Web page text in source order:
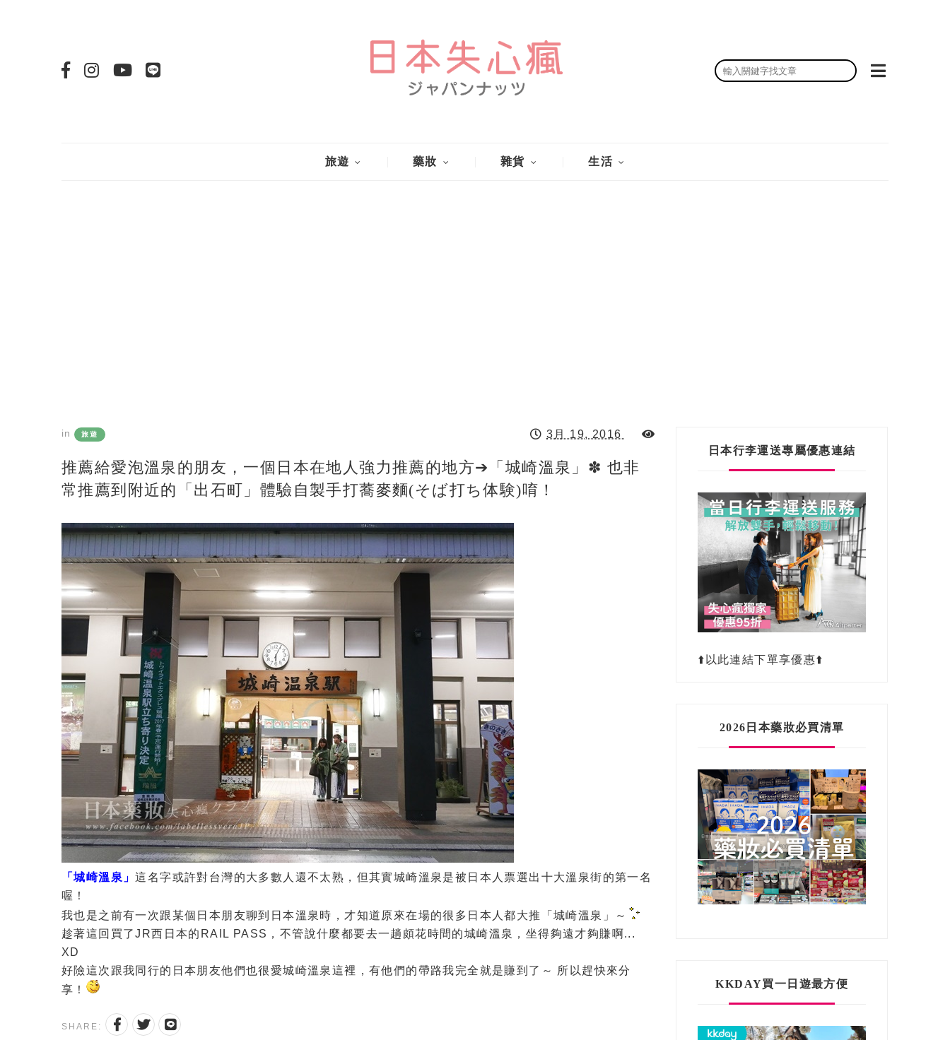
旅遊 藥妝 雜貨 生活
in 旅遊 3月 19, 2016
推薦給愛泡溫泉的朋友，一個日本在地人強力推薦的地方➔「城崎溫泉」✽ 也非
常推薦到附近的「出石町」體驗自製手打蕎麥麵(そば打ち体験)唷！
「城崎溫泉」這名字或許對台灣的大多數人還不太熟，但其實城崎溫泉是被日本人票選出十大溫泉街的第一名
喔！
我也是之前有一次跟某個日本朋友聊到日本溫泉時，才知道原來在場的很多日本人都大推「城崎溫泉」～
趁著這回買了JR西日本的RAIL PASS，不管說什麼都要去一趟頗花時間的城崎溫泉，坐得夠遠才夠賺啊...
XD
好險這次跟我同行的日本朋友他們也很愛城崎溫泉這裡，有他們的帶路我完全就是賺到了～ 所以趕快來分
享！
SHARE:
日本行李運送專屬優惠連結
⬆️以此連結下單享優惠⬆️
2026日本藥妝必買清單
KKDAY買一日遊最方便